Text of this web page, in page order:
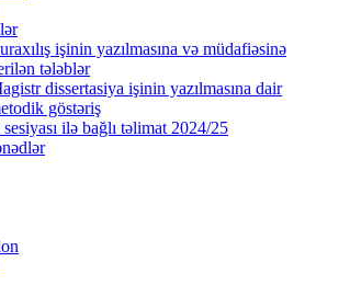
işinin yazılmasına və müdafiəsinə
tələblər
dissertasiya işinin yazılmasına dair
göstəriş
ilə bağlı təlimat 2024/25